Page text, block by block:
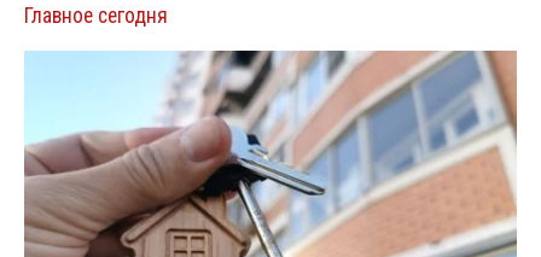
Главное сегодня